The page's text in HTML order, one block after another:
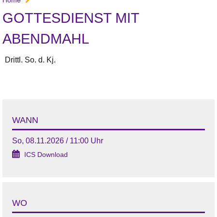
GOTTESDIENST MIT
ABENDMAHL
Drittl. So. d. Kj.
WANN
So, 08.11.2026 / 11:00 Uhr
ICS Download
WO